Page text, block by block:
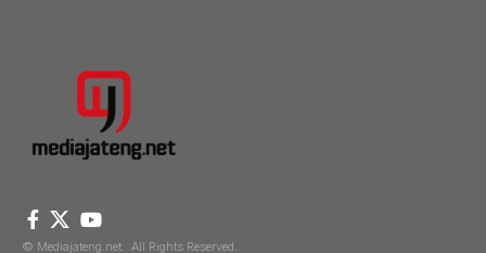
© Mediajateng.net. All Rights Reserved.